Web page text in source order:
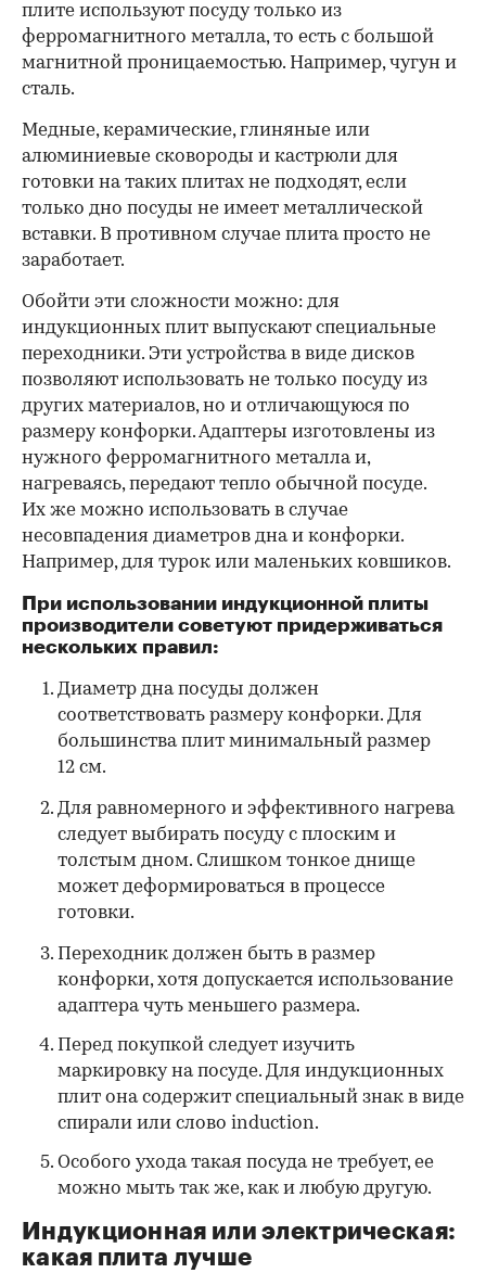
плите используют посудутолько из
ферромагнитного металла, то есть с большой
магнитной проницаемостью. Например, чугун и
сталь.
Медные, керамические, глиняные или
алюминиевые сковороды и кастрюли для
готовки на таких плитах не подходят, если
только дно посуды не имеет металлической
вставки. В противном случае плита просто не
заработает.
Обойти эти сложности можно: для
индукционных плит выпускают специальные
переходники. Эти устройства в виде дисков
позволяют использовать не только посуду из
других материалов, но и отличающуюся по
размеру конфорки. Адаптеры изготовлены из
нужного ферромагнитного металла и,
нагреваясь, передают тепло обычной посуде.
Их же можно использовать в случае
несовпадения диаметров дна и конфорки.
Например, для турок или маленьких ковшиков.
При использовании индукционной плиты
производители советуют придерживаться
нескольких правил:
Диаметр дна посуды должен
соответствовать размеру конфорки. Для
большинства плит минимальный размер
12 см.
Для равномерного и эффективного нагрева
следует выбирать посуду с плоским и
толстым дном. Слишком тонкое днище
может деформироваться в процессе
готовки.
Переходник должен быть в размер
конфорки, хотя допускается использование
адаптера чуть меньшего размера.
Перед покупкой следует изучить
маркировку на посуде. Для индукционных
плит она содержит специальный знак в виде
спирали или слово induction.
Особого ухода такая посуда не требует, ее
можно мыть так же, как и любую другую.
Индукционная или электрическая:
какая плита лучше